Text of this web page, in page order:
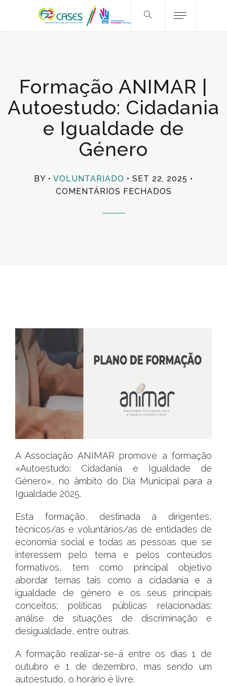
Formação ANIMAR |
Autoestudo: Cidadania
e Igualdade de
Género
BY VOLUNTARIADO
SET 22, 2025
COMENTÁRIOS FECHADOS
A Associação ANIMAR promove a formação
«Autoestudo: Cidadania e Igualdade de
Género», no âmbito do Dia Municipal para a
Igualdade 2025.
Esta formação, destinada a dirigentes,
técnicos/as e voluntários/as de entidades de
economia social e todas as pessoas que se
interessem pelo tema e pelos conteúdos
formativos, tem como principal objetivo
abordar temas tais como a cidadania e a
igualdade de género e os seus principais
conceitos; políticas públicas relacionadas;
análise de situações de discriminação e
desigualdade, entre outras.
A formação realizar-se-á entre os dias 1 de
outubro e 1 de dezembro, mas sendo um
autoestudo, o horário é livre.